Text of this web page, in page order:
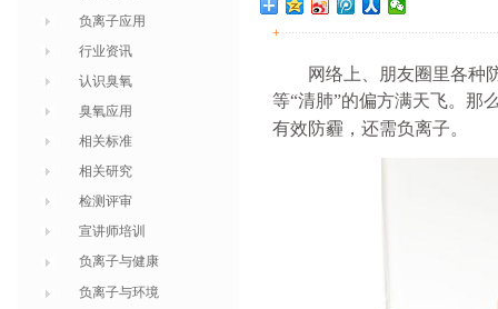
负离子应用
行业资讯
认识臭氧
臭氧应用
相关标准
相关研究
检测评审
宣讲师培训
负离子与健康
负离子与环境
+
网络上、朋友圈里各种
等“清肺”的偏方满天飞。那
有效防霾，还需负离子。